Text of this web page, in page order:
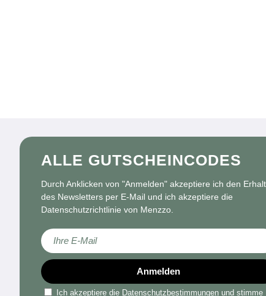
ALLE GUTSCHEINCODES
Durch Anklicken von "Anmelden" akzeptiere ich den Erhalt
des Newsletters per E-Mail und ich akzeptiere die
Datenschutzrichtlinie von Menzzo.
Melden Sie sich für unseren Newsletter an:
Anmelden
Ich akzeptiere die Datenschutzbestimmungen und stimme